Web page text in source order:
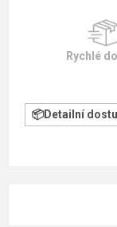
Rychlé
Detailní